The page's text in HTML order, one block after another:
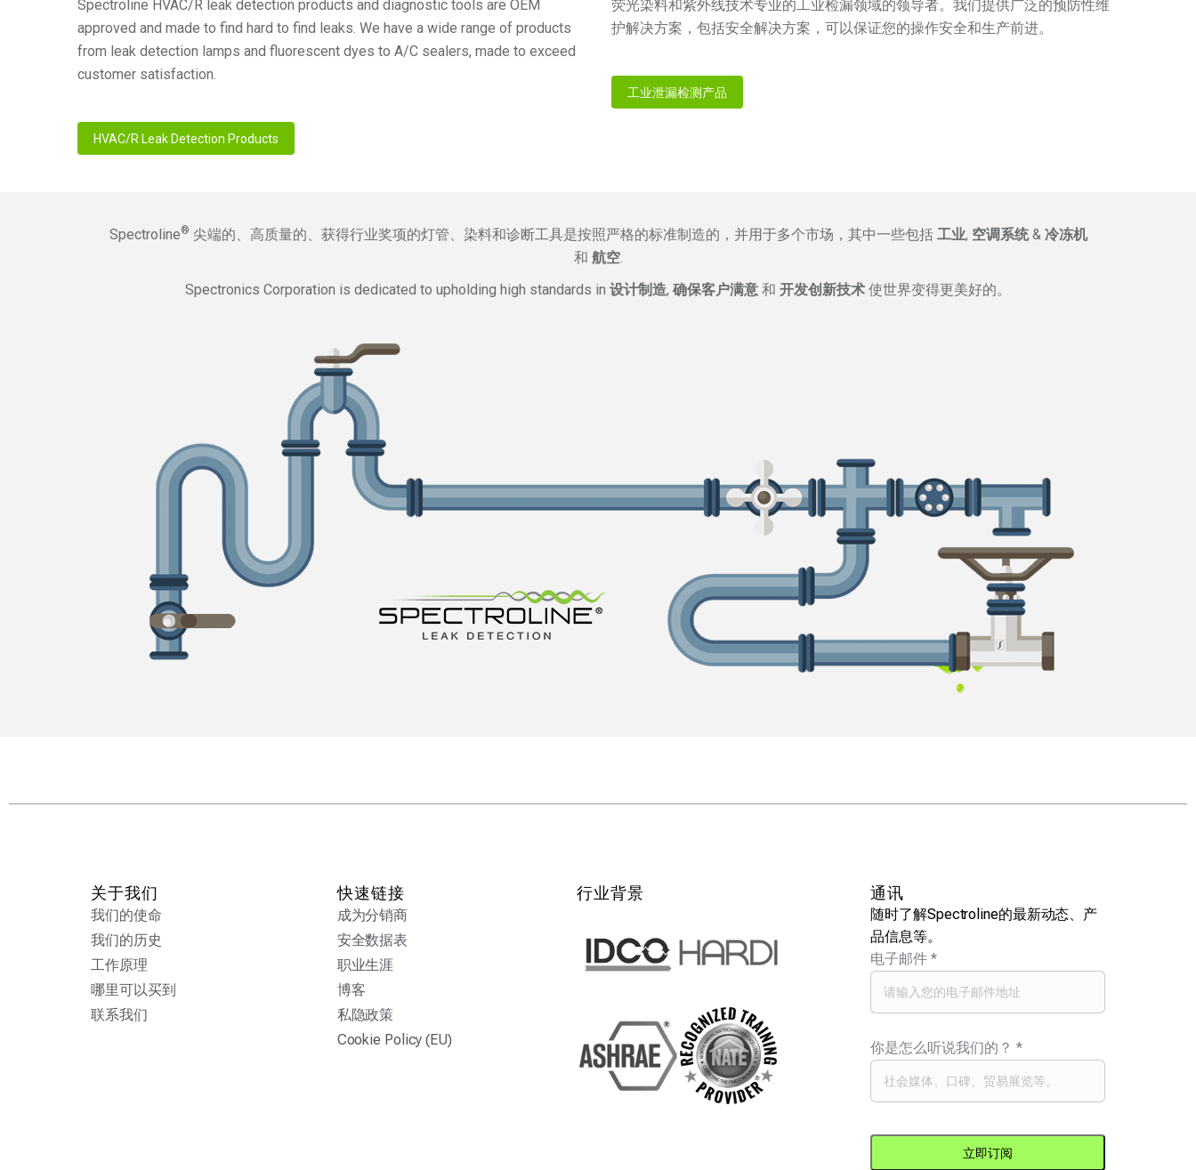
Spectroline HVAC/R leak detection products and diagnostic tools are OEM
approved and made to find hard to find leaks. We have a wide range of products
from leak detection lamps and fluorescent dyes to A/C sealers, made to exceed
customer satisfaction.
HVAC/R Leak Detection Products
荧光染料和紫外线技术专业的工业检漏领域的领导者。我们提供广泛的预防性维
护解决方案，包括安全解决方案，可以保证您的操作安全和生产前进。
工业泄漏检测产品
Spectroline® 尖端的、高质量的、获得行业奖项的灯管、染料和诊断工具是按照严格的标准制造的，并用于多个市场，其中一些包括 工业, 空调系统& 冷冻机
和 航空.
Spectronics Corporation is dedicated to upholding high standards in 设计制造, 确保客户满意 和 开发创新技术 使世界变得更美好的。
关于我们
我们的使命
我们的历史
工作原理
哪里可以买到
联系我们
快速链接
成为分销商
安全数据表
职业生涯
博客
私隐政策
Cookie Policy (EU)
行业背景 通讯
随时了解Spectroline的最新动态、产
品信息等。
电子邮件*
你是怎么听说我们的？*